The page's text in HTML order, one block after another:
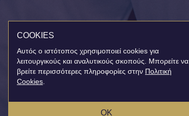
COOKIES
Αυτός ο ιστότοπος χρησιμοποιεί cookies για
λειτουργικούς και αναλυτικούς σκοπούς. Μπορείτε να
βρείτε περισσότερες πληροφορίες στην Πολιτική
Cookies
OK